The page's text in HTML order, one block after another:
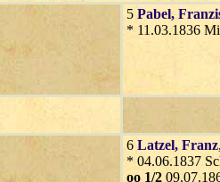
5 Pabel,
* 11.03.1836
6 Latzel, Franz
* 04.06.1837
oo 1/2